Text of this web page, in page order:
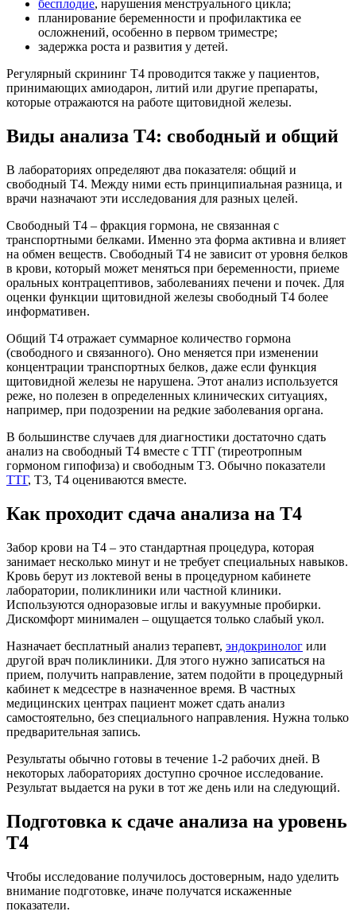
бесплодие, нарушения менструального цикла;
планирование беременности и профилактика ее
осложнений, особенно в первом триместре;
задержка роста и развития у детей.
Регулярный скрининг Т4 проводится также у пациентов,
принимающих амиодарон, литий или другие препараты,
которые отражаются на работе щитовидной железы.
Виды анализа Т4: свободный и общий
В лабораториях определяют два показателя: общий и
свободный Т4. Между ними есть принципиальная разница, и
врачи назначают эти исследования для разных целей.
Свободный Т4 – фракция гормона, не связанная с
транспортными белками. Именно эта форма активна и влияет
на обмен веществ. Свободный Т4 не зависит от уровня белков
в крови, который может меняться при беременности, приеме
оральных контрацептивов, заболеваниях печени и почек. Для
оценки функции щитовидной железы свободный Т4 более
информативен.
Общий Т4 отражает суммарное количество гормона
(свободного и связанного). Оно меняется при изменении
концентрации транспортных белков, даже если функция
щитовидной железы не нарушена. Этот анализ используется
реже, но полезен в определенных клинических ситуациях,
например, при подозрении на редкие заболевания органа.
В большинстве случаев для диагностики достаточно сдать
анализ на свободный Т4 вместе с ТТГ (тиреотропным
гормоном гипофиза) и свободным Т3. Обычно показатели
ТТГ, Т3, Т4 оцениваются вместе.
Как проходит сдача анализа на Т4
Забор крови на Т4 – это стандартная процедура, которая
занимает несколько минут и не требует специальных навыков.
Кровь берут из локтевой вены в процедурном кабинете
лаборатории, поликлиники или частной клиники.
Используются одноразовые иглы и вакуумные пробирки.
Дискомфорт минимален – ощущается только слабый укол.
Назначает бесплатный анализ терапевт, эндокринолог или
другой врач поликлиники. Для этого нужно записаться на
прием, получить направление, затем подойти в процедурный
кабинет к медсестре в назначенное время. В частных
медицинских центрах пациент может сдать анализ
самостоятельно, без специального направления. Нужна только
предварительная запись.
Результаты обычно готовы в течение 1-2 рабочих дней. В
некоторых лабораториях доступно срочное исследование.
Результат выдается на руки в тот же день или на следующий.
Подготовка к сдаче анализа на уровень
Т4
Чтобы исследование получилось достоверным, надо уделить
внимание подготовке, иначе получатся искаженные
показатели.